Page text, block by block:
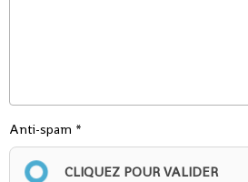
Anti-spam
CLIQUEZ POUR VALIDER